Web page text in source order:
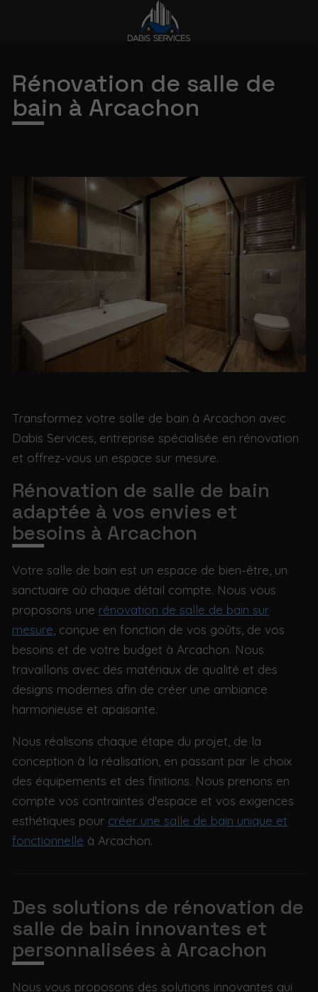
Rénovation de salle de
bain à Arcachon
Transformez votre salle de bain à Arcachon avec
Dabis Services, entreprise spécialisée en rénovation
et offrez-vous un espace sur mesure.
Rénovation de salle de bain
adaptée à vos envies et
besoins à Arcachon
Votre salle de bain est un espace de bien-être, un
sanctuaire où chaque détail compte. Nous vous
proposons une rénovation de salle de bain sur
mesure , conçue en fonction de vos goûts, de vos
besoins et de votre budget à Arcachon. Nous
travaillons avec des matériaux de qualité et des
designs modernes afin de créer une ambiance
harmonieuse et apaisante.
Nous réalisons chaque étape du projet, de la
conception à la réalisation, en passant par le choix
des équipements et des finitions. Nous prenons en
compte vos contraintes d'espace et vos exigences
esthétiques pour créer une salle de bain unique et
fonctionnelle à Arcachon.
Des solutions de rénovation de
salle de bain innovantes et
personnalisées à Arcachon
Nous vous proposons des solutions innovantes qui